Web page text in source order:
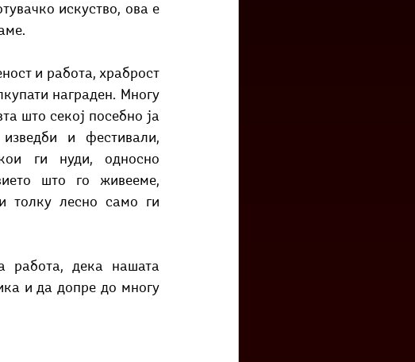
искуство, ова е
и работа, храброст
награден. Многу
што секој посебно ја
и фестивали,
ги нуди, односно
што го живееме,
толку лесно само ги
работа, дека нашата
и да допре до многу